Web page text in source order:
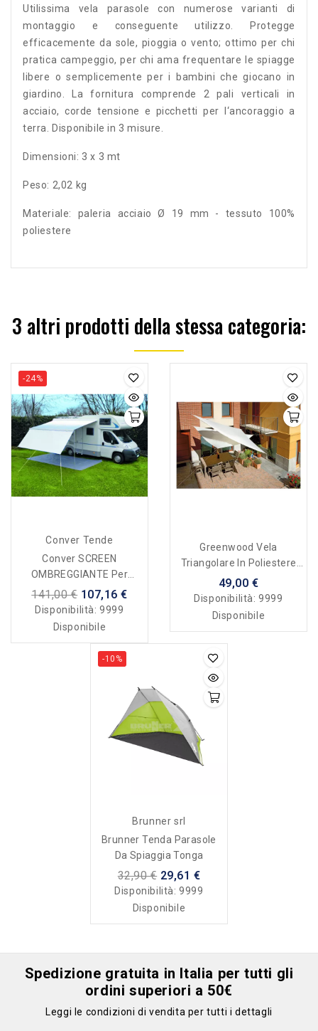
Utilissima vela parasole con numerose varianti di
montaggio e conseguente utilizzo. Protegge
efficacemente da sole, pioggia o vento; ottimo per chi
pratica campeggio, per chi ama frequentare le spiagge
libere o semplicemente per i bambini che giocano in
giardino. La fornitura comprende 2 pali verticali in
acciaio, corde tensione e picchetti per l‘ancoraggio a
terra. Disponibile in 3 misure.
Dimensioni: 3 x 3 mt
Peso: 2,02 kg
Materiale: paleria acciaio Ø 19 mm - tessuto 100%
poliestere
3 altri prodotti della stessa categoria:
-24%
Conver Tende
Conver SCREEN
OMBREGGIANTE Per
Verande Camper/caravan
141,00 € 107,16 €
Disponibilità:9999
Disponibile
Greenwood Vela
Triangolare In Poliestere
Resinato 5 X 5 X 5 Mt.
49,00 €
Disponibilità:9999
Disponibile
-10%
Brunner srl
Brunner Tenda Parasole
Da Spiaggia Tonga
32,90 € 29,61 €
Disponibilità:9999
Disponibile
Spedizione gratuita in Italia per tutti gli
ordini superiori a 50€
Leggi le condizioni di vendita per tutti i dettagli